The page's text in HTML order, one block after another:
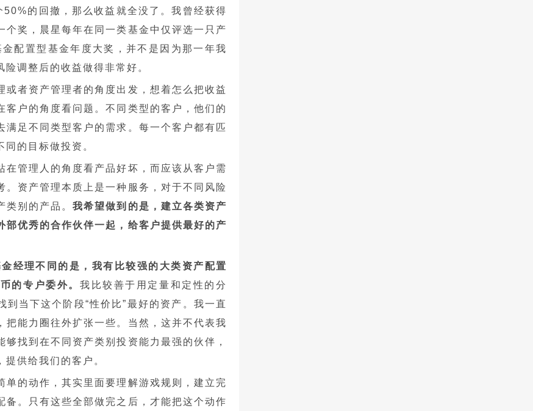
的回撤，那么收益就全没了。我曾经获得
个奖，晨星每年在同一类基金中仅评选一只产
配置型基金年度大奖，并不是因为那一年我
调整后的收益做得非常好。
或者资产管理者的角度出发，想着怎么把收益
户的角度看问题。不同类型的客户，他们的
满足不同类型客户的需求。每一个客户都有匹
的目标做投资。
在管理人的角度看产品好坏，而应该从客户需
资产管理本质上是一种服务，对于不同风险
类别的产品。我希望做到的是，建立各类资产
部优秀的合作伙伴一起，给客户提供最好的产
经理不同的是，我有比较强的大类资产配置
的专户委外。 我比较善于用定量和定性的分
当下这个阶段“性价比”最好的资产。我一直
把能力圈往外扩张一些。当然，这并不代表我
找到在不同资产类别投资能力最强的伙伴，
供给我们的客户。
单的动作，其实里面要理解游戏规则，建立完
备。只有这些全部做完之后，才能把这个动作